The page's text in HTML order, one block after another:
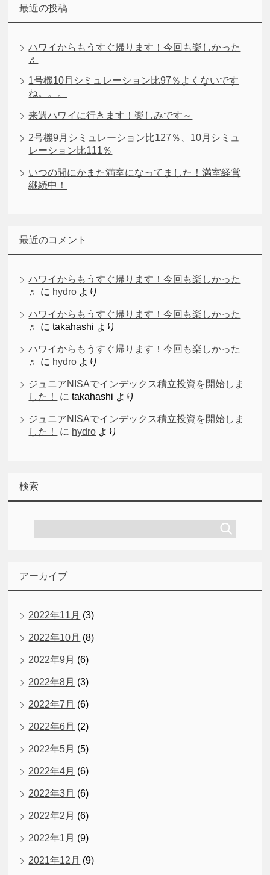
最近の投稿
ハワイからもうすぐ帰ります！今回も楽しかった
♬
1号機10月シミュレーション比97％よくないです
ね。。。
来週ハワイに行きます！楽しみです～
2号機9月シミュレーション比127％、10月シミュ
レーション比111％
いつの間にかまた満室になってました！満室経営
継続中！
最近のコメント
ハワイからもうすぐ帰ります！今回も楽しかった
♬
に hydro より
ハワイからもうすぐ帰ります！今回も楽しかった
♬
にtakahashi より
ハワイからもうすぐ帰ります！今回も楽しかった
♬
に hydro より
ジュニアNISAでインデックス積立投資を開始しま
した！
にtakahashi より
ジュニアNISAでインデックス積立投資を開始しま
した！
に hydro より
検索
アーカイブ
2022年11月 (3)
2022年10月 (8)
2022年9月 (6)
2022年8月 (3)
2022年7月 (6)
2022年6月 (2)
2022年5月 (5)
2022年4月 (6)
2022年3月 (6)
2022年2月 (6)
2022年1月 (9)
2021年12月 (9)